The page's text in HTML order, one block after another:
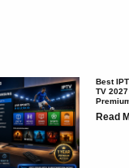
Best
TV
Read